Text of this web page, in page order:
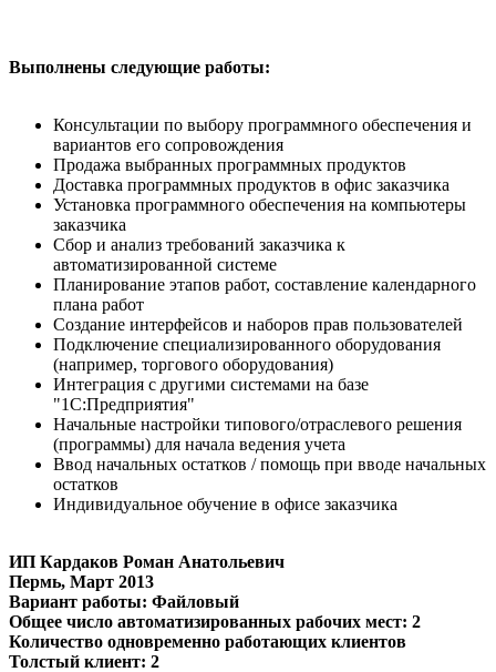
Выполнены следующие работы:
Консультации по выбору программного обеспечения и
вариантов его сопровождения
Продажа выбранных программных продуктов
Доставка программных продуктов в офис заказчика
Установка программного обеспечения на компьютеры
заказчика
Сбор и анализ требований заказчика к
автоматизированной системе
Планирование этапов работ, составление календарного
плана работ
Создание интерфейсов и наборов прав пользователей
Подключение специализированного оборудования
(например, торгового оборудования)
Интеграция с другими системами на базе
"1С:Предприятия"
Начальные настройки типового/отраслевого решения
(программы) для начала ведения учета
Ввод начальных остатков / помощь при вводе начальных
остатков
Индивидуальное обучение в офисе заказчика
ИП Кардаков Роман Анатольевич
Пермь, Март 2013
Вариант работы: Файловый
Общее число автоматизированных рабочих мест: 2
Количество одновременно работающих клиентов
Толстый клиент: 2